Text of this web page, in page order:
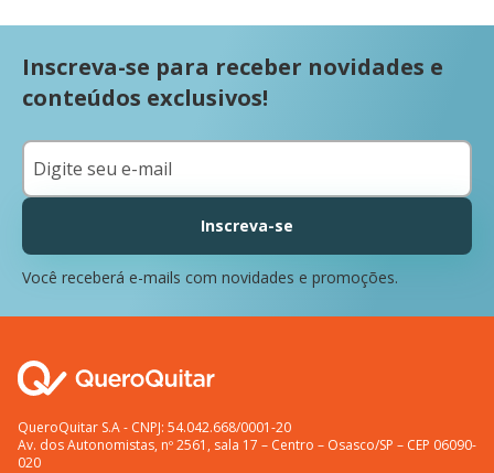
Inscreva-se para receber novidades e
conteúdos exclusivos!
Inscreva-se
Você receberá e-mails com novidades e promoções.
QueroQuitar S.A - CNPJ: 54.042.668/0001-20
Av. dos Autonomistas, nº 2561, sala 17 – Centro – Osasco/SP – CEP 06090-
020